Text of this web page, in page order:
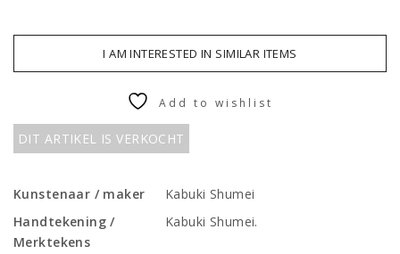
I AM INTERESTED IN SIMILAR ITEMS
DIT ARTIKEL IS VERKOCHT
Add to wishlist
Kunstenaar / maker
Kabuki Shumei
Handtekening /
Merktekens
Kabuki Shumei.